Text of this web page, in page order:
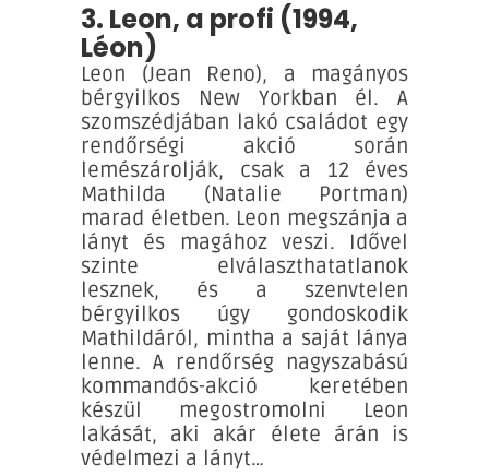
3. Leon, a profi (1994,
Léon)
Leon (Jean Reno), a magányos
bérgyilkos New Yorkban él. A
szomszédjában lakó családot egy
rendőrségi akció során
lemészárolják, csak a 12 éves
Mathilda (Natalie Portman)
marad életben. Leon megszánja a
lányt és magához veszi. Idővel
szinte elválaszthatatlanok
lesznek, és a szenvtelen
bérgyilkos úgy gondoskodik
Mathildáról, mintha a saját lánya
lenne. A rendőrség nagyszabású
kommandós-akció keretében
készül megostromolni Leon
lakását, aki akár élete árán is
védelmezi a lányt…